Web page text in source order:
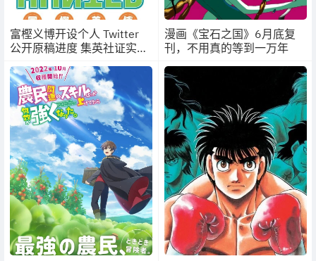
富樫义博开设个人 Twitter
公开原稿进度 集英社证实为
漫画《宝石之国》6月底复
刊，不用真的等到一万年